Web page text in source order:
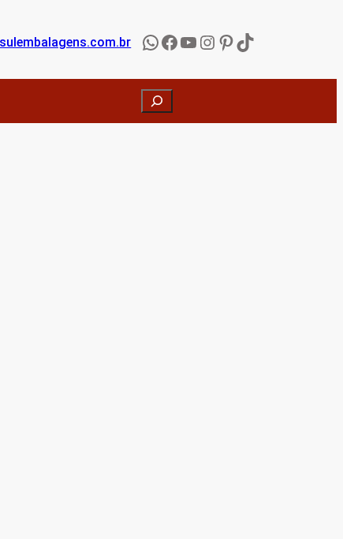
.com.br WhatsApp
Facebook
YouTube
Instagram
Pinterest
TikTok
Search